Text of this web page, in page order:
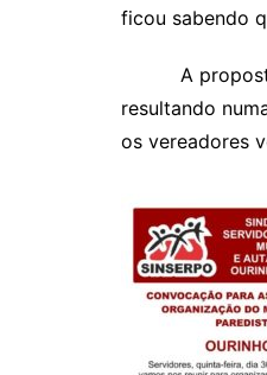
ficou sabendo
A proposta
resultando
os vereadores